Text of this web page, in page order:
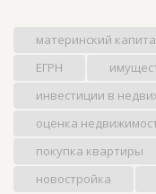
материнский
ЕГРН
инвестиции в
оценка
покупка квартиры
новостройка